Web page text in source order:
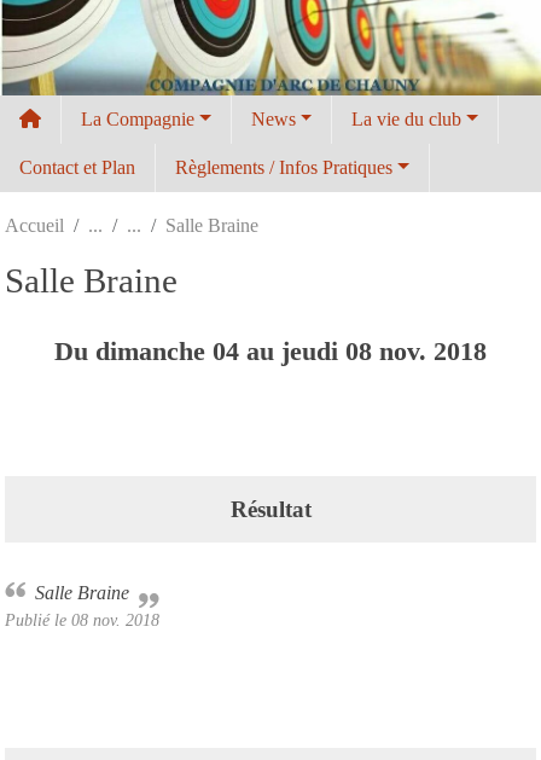
La Compagnie News La vie du club
Contact et Plan Règlements / Infos Pratiques
Accueil Salle Braine
Salle Braine
Du dimanche 04 au jeudi 08 nov. 2018
Résultat
Salle Braine
Publié le 08 nov. 2018
Panneau de gestion des cookies